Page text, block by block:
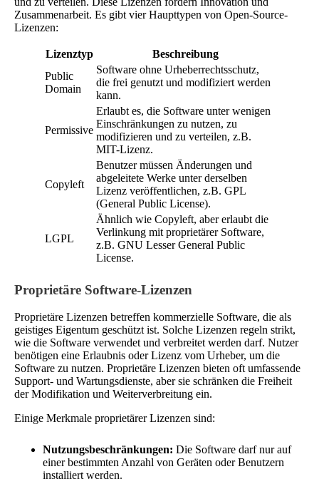
Zusammenarbeit. Es gibt vier Haupttypen von Open-Source-
Lizenzen:
Lizenztyp
Beschreibung
Public
Domain
Software ohne Urheberrechtsschutz,
die frei genutzt und modifiziert werden
kann.
Permissive
Erlaubt es, die Software unter wenigen
Einschränkungen zu nutzen, zu
modifizieren und zu verteilen, z.B.
MIT-Lizenz.
Copyleft
Benutzer müssen Änderungen und
abgeleitete Werke unter derselben
Lizenz veröffentlichen, z.B. GPL
(General Public License).
LGPL
Ähnlich wie Copyleft, aber erlaubt die
Verlinkung mit proprietärer Software,
z.B. GNU Lesser General Public
License.
Proprietäre Software-Lizenzen
Proprietäre Lizenzen betreffen kommerzielle Software, die als
geistiges Eigentum geschützt ist. Solche Lizenzen regeln strikt,
wie die Software verwendet und verbreitet werden darf. Nutzer
benötigen eine Erlaubnis oder Lizenz vom Urheber, um die
Software zu nutzen. Proprietäre Lizenzen bieten oft umfassende
Support- und Wartungsdienste, aber sie schränken die Freiheit
der Modifikation und Weiterverbreitung ein.
Einige Merkmale proprietärer Lizenzen sind:
Nutzungsbeschränkungen: Die Software darf nur auf
einer bestimmten Anzahl von Geräten oder Benutzern
installiert werden.